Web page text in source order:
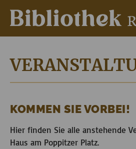
KOMMEN SIE VORBEI!
Hier finden Sie alle anstehende
Haus am Poppitzer Platz.